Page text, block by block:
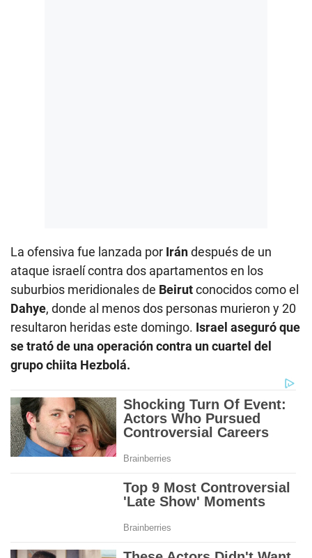
La ofensiva fue lanzada por Irándespués de un
ataque israelí contra dos apartamentos en los
suburbios meridionales de Beirutconocidos como el
Dahye, donde al menos dos personas murieron y 20
resultaron heridas este domingo. Israel aseguró que
se trató de una operación contra un cuartel del
grupo chiita Hezbolá.